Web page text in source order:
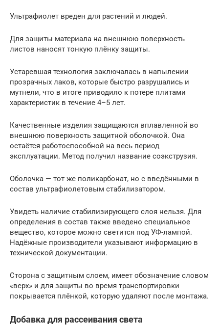
Ультрафиолет вреден для растений и людей.
Для защиты материала на внешнюю поверхность
листов наносят тонкую плёнку защиты.
Устаревшая технология заключалась в напылении
прозрачных лаков, которые быстро разрушались и
мутнели, что в итоге приводило к потере плитами
характеристик в течение 4–5 лет.
Качественные изделия защищаются вплавленной во
внешнюю поверхность защитной оболочкой. Она
остаётся работоспособной на весь период
эксплуатации. Метод получил название соэкструзия.
Оболочка — тот же поликарбонат, но с введёнными в
состав ультрафиолетовым стабилизатором.
Увидеть наличие стабилизирующего слоя нельзя. Для
определения в состав также введено специальное
вещество, которое можно светится под УФ-лампой.
Надёжные производители указывают информацию в
технической документации.
Сторона с защитным слоем, имеет обозначение словом
«верх» и для защиты во время транспортировки
покрывается плёнкой, которую удаляют после монтажа.
Добавка для рассеивания света